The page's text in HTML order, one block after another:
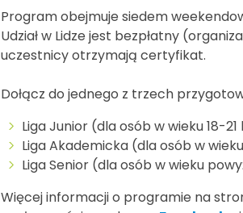
Program obejmuje siedem
Udział w Lidze jest bezpłatny
uczestnicy otrzymają certyfikat.
Dołącz do jednego z trzech
Liga Junior (dla osób w wieku 18-
Liga Akademicka (dla osób w
Liga Senior (dla osób w wieku
Więcej informacji o programie na